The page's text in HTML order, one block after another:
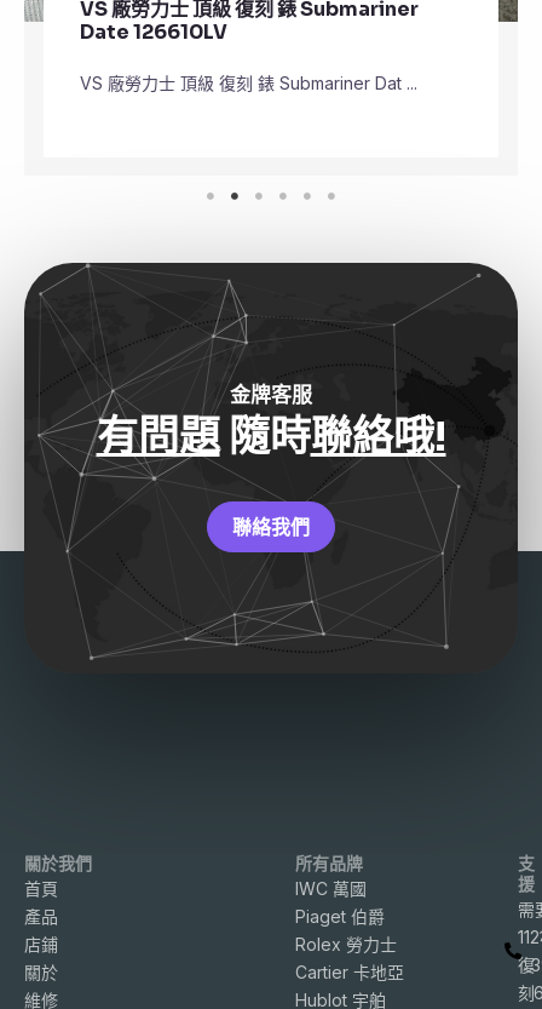
VS 廠勞力士 頂級 復刻 錶 Submariner
Date 126610LV
VS 廠勞力士 頂級 復刻 錶 Submariner Dat ...
金牌客服
有問題隨時聯絡哦!
聯絡我們
關於我們
首頁
產品
店鋪
關於
維修
所有品牌
IWC 萬國
Piaget 伯爵
Rolex 勞力士
Cartier 卡地亞
Hublot 宇舶
支
援
需
復
刻